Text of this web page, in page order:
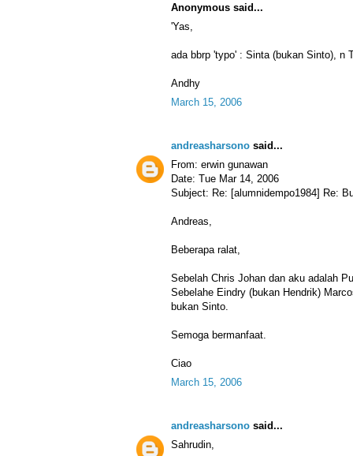
Anonymous said...
'Yas,
ada bbrp 'typo' : Sinta (bukan Sinto), n
Andhy
March 15, 2006
andreasharsono said...
From: erwin gunawan
Date: Tue Mar 14, 2006
Subject: Re: [alumnidempo1984] Re:
Andreas,
Beberapa ralat,
Sebelah Chris Johan dan aku adalah
Sebelahe Eindry (bukan Hendrik)
bukan Sinto.
Semoga bermanfaat.
Ciao
March 15, 2006
andreasharsono said...
Sahrudin,